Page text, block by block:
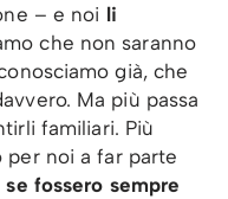
– e noi li
che non saranno
già, che
Ma più passa
familiari. Più
per noi a far parte
se fossero sempre